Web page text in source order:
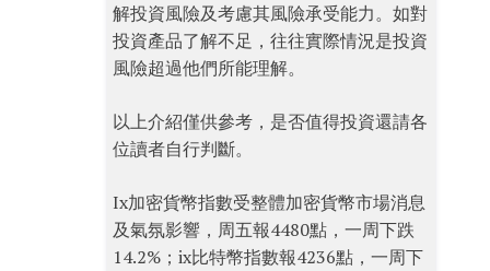
解投資風險及考慮其風險承受能力。如對
投資產品了解不足，往往實際情況是投資
風險超過他們所能理解。
以上介紹僅供參考，是否值得投資還請各
位讀者自行判斷。
Ix加密貨幣指數受整體加密貨幣市場消息
及氣氛影響，周五報4480點，一周下跌
14.2%；ix比特幣指數報4236點，一周下